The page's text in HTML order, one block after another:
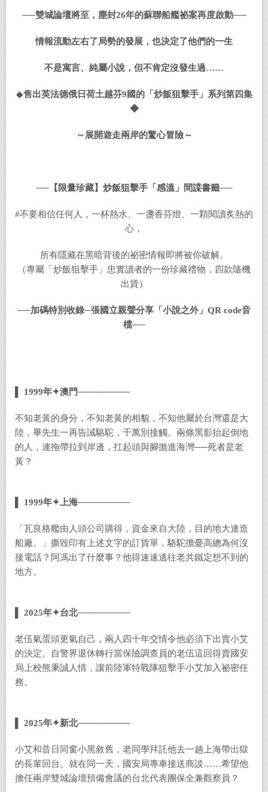
──雙城論壇將至，塵封26年的蘇聯船艦祕案再度啟動──
情報流動左右了局勢的發展，也決定了他們的一生
不是寓言、純屬小說，但不肯定沒發生過……
◆售出英法德俄日荷土越芬9國的「炒飯狙擊手」系列第四集
◆
～展開遊走兩岸的驚心冒險～
──【限量珍藏】炒飯狙擊手「感溫」間諜書籤──
#不要相信任何人，一杯熱水、一盞香芬燈、一顆閱讀炙熱的
心，
所有隱藏在黑暗背後的祕密情報即將被你破解。
（專屬「炒飯狙擊手」忠實讀者的一份珍藏禮物，四款隨機
出貨）
──加碼特別收錄─張國立親聲分享「小說之外」 QR code音
檔──
1999年✦澳門────────
不知老黃的身分，不知老黃的相貌，不知他屬於台灣還是大
陸，畢先生一再告誡駱駝，千萬別接觸。兩條黑影抬起倒地
的人，連拖帶拉到岸邊，扛起頭與腳拋進海灣──死者是老
黃？
▌ 1999年✦上海────────
「瓦良格艦由人頭公司購得，資金來自大陸，目的地大連造
船廠。」撕毀印有上述文字的訂貨單，駱駝擔憂高總為何沒
接電話？阿馮出了什麼事？他得速速逃往老共鐵定想不到的
地方。
▌ 2025年✦台北────────
老伍氣蛋頭更氣自己，兩人四十年交情令他必須下出賣小艾
的決定。自警界退休轉行當保險調查員的老伍這回得賣國安
局上校熊秉誠人情，讓前陸軍特戰隊狙擊手小艾加入祕密任
務。
▌ 2025年✦新北────────
小艾和昔日同窗小黑敘舊，老同學拜託他去一趟上海帶出獄
的長輩回台。就在同一天，國安局專車接送商談……希望他
擔任兩岸雙城論壇預備會議的台北代表團保全兼觀察員？